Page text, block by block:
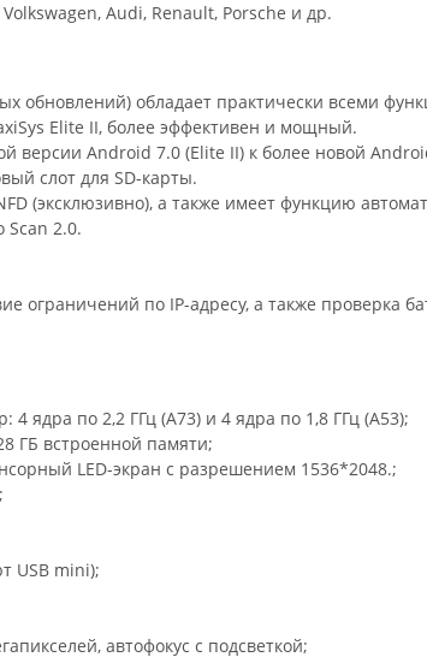
Audi, Renault, Porsche и др.
обновлений) обладает практически всеми
Elite II, более эффективен и мощный.
версии Android 7.0 (Elite II) к более новой
слот для SD-карты.
(эксклюзивно), а также имеет функцию
Scan 2.0.
ограничений по IP-адресу, а также проверка
ядра по 2,2 ГГц (A73) и 4 ядра по 1,8 ГГц (A53);
ГБ встроенной памяти;
LED-экран с разрешением 1536*2048.;
USB mini);
автофокус с подсветкой;